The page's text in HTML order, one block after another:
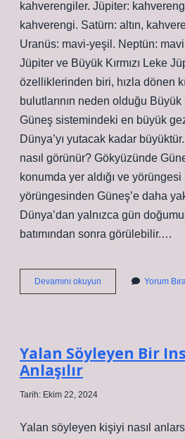
kahverengiler. Jüpiter:
kahverengi. Satürn: altın,
Uranüs: mavi-yeşil. Neptün:
Jüpiter ve Büyük Kırmızı Leke
özelliklerinden biri, hızla dönen
bulutlarının neden olduğu Büyük
Güneş sistemindeki en büyük
Dünya’yı yutacak kadar
nasıl görünür? Gökyüzünde
konumda yer aldığı ve yörüngesi
yörüngesinden Güneş’e daha
Dünya’dan yalnızca gün
batımından sonra görülebilir.…
Devamını okuyun
Hangi
Yorum
Yalan Söyleyen Bir
Anlaşılır
Tarih: Ekim 22, 2024
Yalan söyleyen kişiyi nasıl